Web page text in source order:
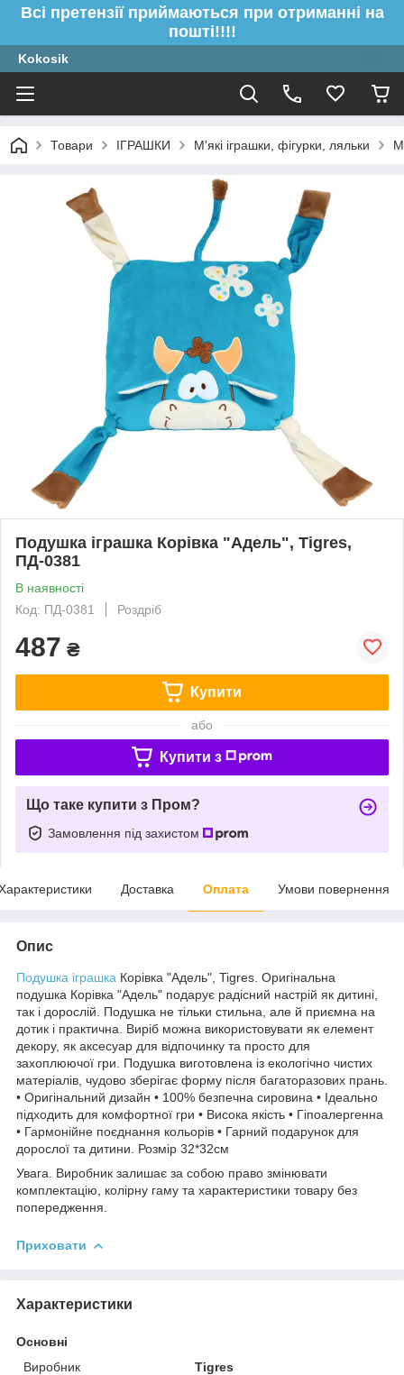
Всі претензії приймаються при отриманні на
пошті!!!!
Kokosik
Товари ІГРАШКИ М'які іграшки, фігурки, ляльки
Подушка іграшка Корівка "Адель", Tigres,
ПД-0381
В наявності
Код: ПД-0381
Роздріб
487 ₴
Купити
або
Купити з
Що таке купити з Пром?
Замовлення під захистом
Доставка Оплата Умови повернення
Опис
Подушка іграшка Корівка "Адель", Tigres. Оригінальна
подушка Корівка "Адель" подарує радісний настрій як дитині,
так і дорослій. Подушка не тільки стильна, але й приємна на
дотик і практична. Виріб можна використовувати як елемент
декору, як аксесуар для відпочинку та просто для
захоплюючої гри. Подушка виготовлена із екологічно чистих
матеріалів, чудово зберігає форму після багаторазових прань.
• Оригінальний дизайн • 100% безпечна сировина • Ідеально
підходить для комфортної гри • Висока якість • Гіпоалергенна
• Гармонійне поєднання кольорів • Гарний подарунок для
дорослої та дитини. Розмір 32*32см
Увага. Виробник залишає за собою право змінювати
комплектацію, колірну гаму та характеристики товару без
попередження.
Приховати
Характеристики
Основні
Виробник
Tigres